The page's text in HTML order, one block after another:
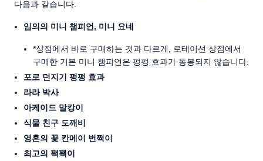
다음과 같습니다.
임의의 미니 챔피언, 미니 요네
*상점에서 바로 구매하는 것과 다르게, 로테이션 상점에서
구매한 기본 미니 챔피언은 펑펑 효과가 동봉되지 않습니다.
포로 던지기 펑펑 효과
라라 박사
아케이드 말캉이
식물 친구 도깨비
영혼의 꽃 칸메이 번쩍이
최고의 꽥꽥이